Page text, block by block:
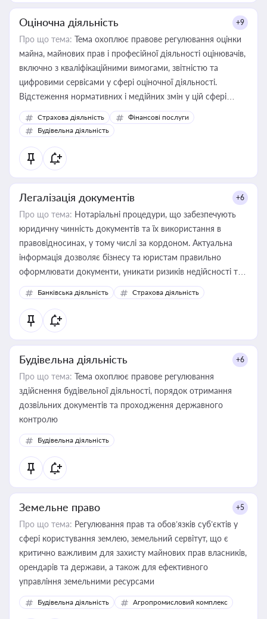
Оціночна діяльність +9
Про що тема: Тема охоплює правове регулювання оцінки
майна, майнових прав і професійної діяльності оцінювачів,
включно з кваліфікаційними вимогами, звітністю та
цифровими сервісами у сфері оціночної діяльності.
Відстеження нормативних і медійних змін у цій сфері
корисне для власника бізнесу, керівника, юриста або
бухгалтера під час оподаткування, приватизації, оренди
державного майна, корпоративних угод і перевірки
статусу суб'єктів оціночної діяльності
Страхова діяльність
Фінансові послуги
Будівельна діяльність
Легалізація документів +6
Про що тема: Нотаріальні процедури, що забезпечують
юридичну чинність документів та їх використання в
правовідносинах, у тому числі за кордоном. Актуальна
інформація дозволяє бізнесу та юристам правильно
оформлювати документи, уникати ризиків недійсності та
забезпечувати їх належне прийняття органами влади та
контрагентами
Банківська діяльність Страхова діяльність
Будівельна діяльність +6
Про що тема: Тема охоплює правове регулювання
здійснення будівельної діяльності, порядок отримання
дозвільних документів та проходження державного
контролю
Будівельна діяльність
Земельне право +5
Про що тема: Регулювання прав та обов’язків суб’єктів у
сфері користування землею, земельний сервітут, що є
критично важливим для захисту майнових прав власників,
орендарів та держави, а також для ефективного
управління земельними ресурсами
Будівельна діяльність Агропромисловий комплекс